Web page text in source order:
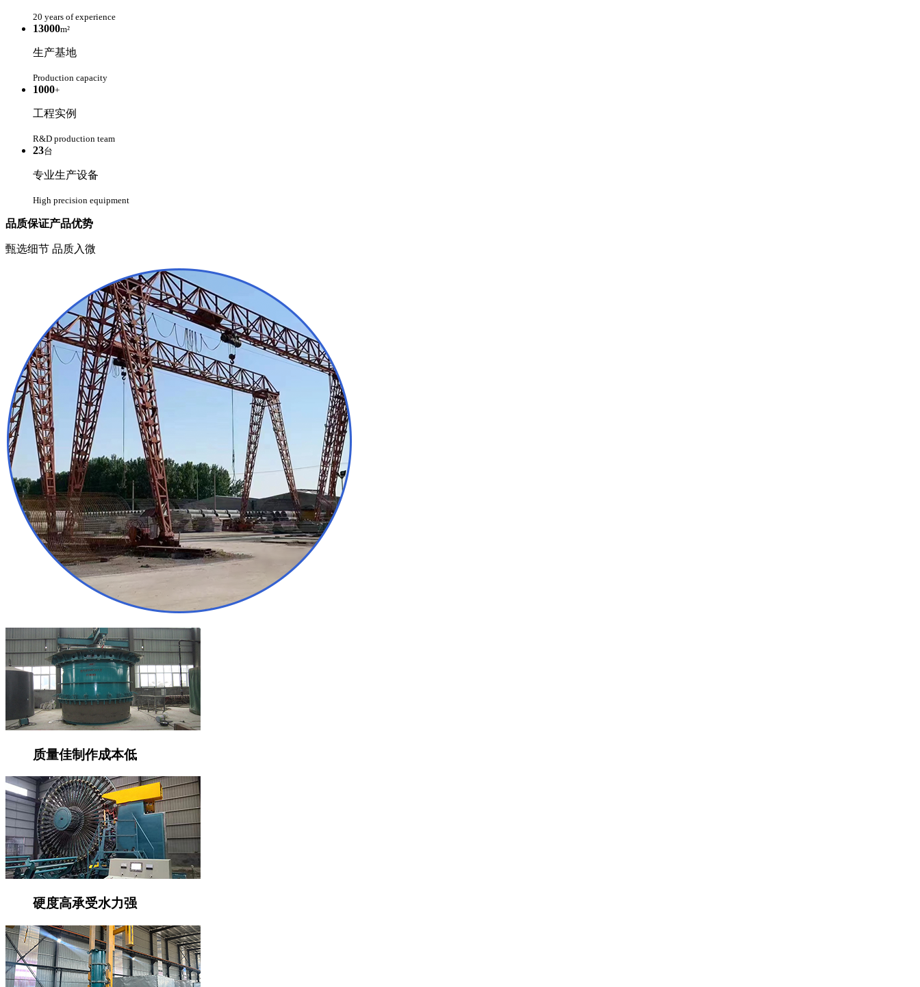
20 years of experience
13000m²
生产基地
Production capacity
1000+
工程实例
R&D production team
23台
专业生产设备
High precision equipment
品质保证产品优势
甄选细节 品质入微
质量佳制作成本低
硬度高承受水力强